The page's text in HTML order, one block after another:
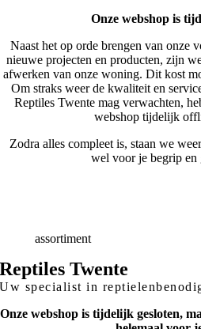
Onze webshop is
Naast het op orde brengen van onze
nieuwe projecten en producten, zijn
afwerken van onze woning. Dit kost
Om straks weer de kwaliteit en
Reptiles Twente mag verwachten,
webshop tijdelijk
Zodra alles compleet is, staan we
wel voor je begrip en
Breedassortiment
Reptiles Twente
Uw specialist in
Onze webshop is tijdelijk gesloten,